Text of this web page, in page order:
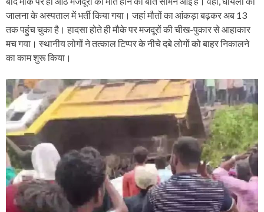
जालना के अस्पताल में भर्ती किया गया। जहां मौतों का आंकड़ा बढ़कर अब 13
तक पहुंच चुका है। हादसा होते ही मौके पर मजदूरों की चीख-पुकार से आहाकार
मच गया। स्‍थानीय लोगों ने तत्‍काल टिप्पर के नीचे दबे लोगों को बाहर निकालने
का काम शुरू किया।